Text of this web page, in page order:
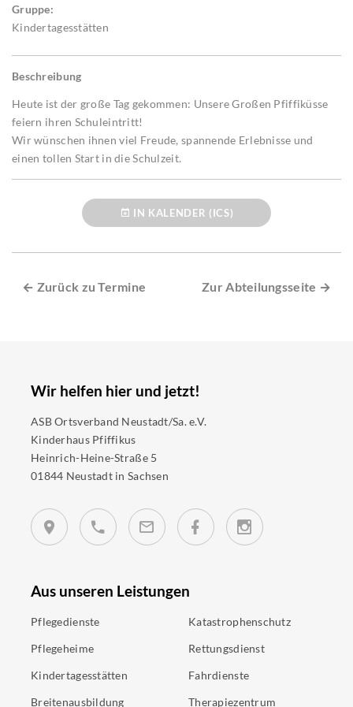
Gruppe:
Kindertagesstätten
Beschreibung
Heute ist der große Tag gekommen: Unsere Großen Pfiffiküsse
feiern ihren Schuleintritt!
Wir wünschen ihnen viel Freude, spannende Erlebnisse und
einen tollen Start in die Schulzeit.
IN KALENDER (ICS)
← Zurück zu Termine Zur Abteilungsseite →
Wir helfen hier und jetzt!
ASB Ortsverband Neustadt/Sa. e.V.
Kinderhaus Pfiffikus
Heinrich-Heine-Straße 5
01844 Neustadt in Sachsen
Aus unseren Leistungen
Pflegedienste
Pflegeheime
Kindertagesstätten
Breitenausbildung
Katastrophenschutz
Rettungsdienst
Fahrdienste
Therapiezentrum